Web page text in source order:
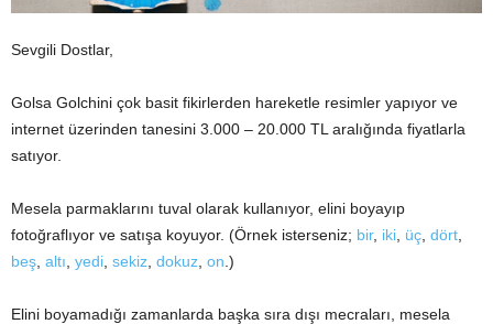
Sevgili Dostlar,
Golsa Golchini çok basit fikirlerden hareketle resimler yapıyor ve
internet üzerinden tanesini 3.000 – 20.000 TL aralığında fiyatlarla
satıyor.
Mesela parmaklarını tuval olarak kullanıyor, elini boyayıp
fotoğraflıyor ve satışa koyuyor. (Örnek isterseniz; bir, iki üç dört
beş altı yedi sekiz dokuz on .)
Elini boyamadığı zamanlarda başka sıra dışı mecraları, mesela